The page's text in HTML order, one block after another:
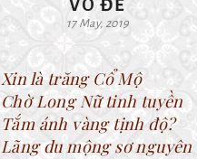
VÔ ĐỀ
17 May, 2019
Xin là trăng Cổ Mộ
Chờ Long Nữ tinh tuyền
Tắm ánh vàng tịnh độ?
Lãng du mộng sơ nguyên